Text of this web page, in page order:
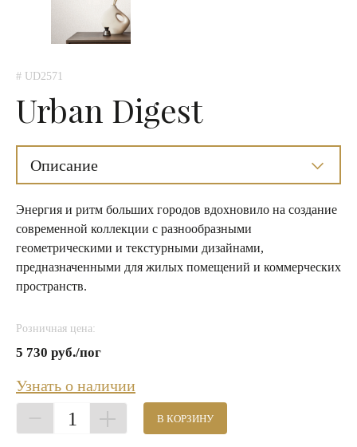
# UD2571
Urban Digest
Описание
Энергия и ритм больших городов вдохновило на создание
современной коллекции с разнообразными
геометрическими и текстурными дизайнами,
предназначенными для жилых помещений и коммерческих
пространств.
Розничная цена:
5 730 руб./пог
Узнать о наличии
1 В КОРЗИНУ